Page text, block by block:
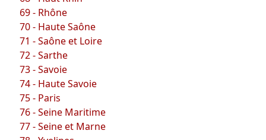
69 - Rhône
70 - Haute Saône
71 - Saône et Loire
72 - Sarthe
73 - Savoie
74 - Haute Savoie
75 - Paris
76 - Seine Maritime
77 - Seine et Marne